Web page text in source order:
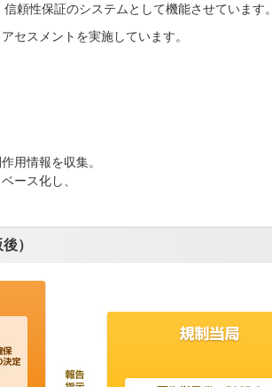
頼性保証のシステムとして機能させています。
セスメントを実施しています。
用情報を収集。
ース化し、
）